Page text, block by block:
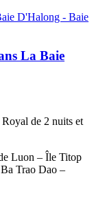
La Baie
de 2 nuits et
Luon – Île Titop
Trao Dao –